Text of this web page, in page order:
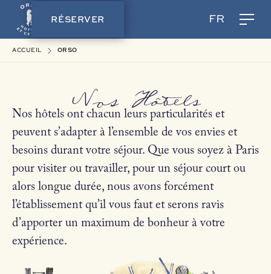
FR
RÉSERVER
ACCUEIL ORSO
Nos Hôtels
Nos hôtels ont chacun leurs particularités et
peuvent s’adapter à l’ensemble de vos envies et
besoins durant votre séjour. Que vous soyez à Paris
pour visiter ou travailler, pour un séjour court ou
alors longue durée, nous avons forcément
l’établissement qu’il vous faut et serons ravis
d’apporter un maximum de bonheur à votre
expérience.